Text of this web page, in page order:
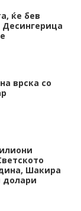
ќе бев
Десингерица
врска со
Шакира
долари